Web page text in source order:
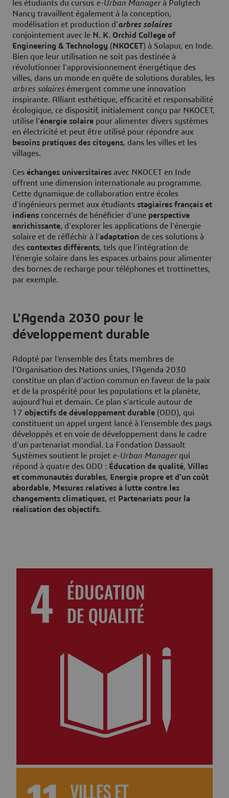
les étudiants du cursus e-Urban Managerà Polytech
Nancy travaillent également à la conception,
modélisation et production d’arbres solaires
conjointement avec le N. K. Orchid College of
Engineering & Technology ( NKOCET) à Solapur, en Inde.
Bien que leur utilisation ne soit pas destinée à
révolutionner l'approvisionnement énergétique des
villes, dans un monde en quête de solutions durables, les
arbres solairesémergent comme une innovation
inspirante. Alliant esthétique, efficacité et responsabilité
écologique, ce dispositif, initialement conçu par NKOCET,
utilise l'énergie solaire pour alimenter divers systèmes
en électricité et peut être utilisé pour répondre aux
besoins pratiques des citoyens, dans les villes et les
villages.
Ces échanges universitaires avec NKOCET en Inde
offrent une dimension internationale au programme.
Cette dynamique de collaboration entre écoles
d'ingénieurs permet aux étudiants stagiaires français et
indiens concernés de bénéficier d’une perspective
enrichissante, d'explorer les applications de l'énergie
solaire et de réfléchir à l’adaptation de ces solutions à
des contextes différents, tels que l’intégration de
l’énergie solaire dans les espaces urbains pour alimenter
des bornes de recharge pour téléphones et trottinettes,
par exemple.
L'Agenda 2030 pour le
développement durable
Adopté par l’ensemble des États membres de
l’Organisation des Nations unies, l’Agenda 2030
constitue un plan d’action commun en faveur de la paix
et de la prospérité pour les populations et la planète,
aujourd’hui et demain. Ce plan s’articule autour de
17 objectifs de développement durable (ODD), qui
constituent un appel urgent lancé à l’ensemble des pays
développés et en voie de développement dans le cadre
d’un partenariat mondial. La Fondation Dassault
Systèmes soutient le projet e-Urban Manager qui
répond à quatre des ODD : Éducation de qualité, Villes
et communautés durables, Energie propre et d'un coût
abordable, Mesures relatives à lutte contre les
changements climatiques, et Partenariats pour la
réalisation des objectifs.